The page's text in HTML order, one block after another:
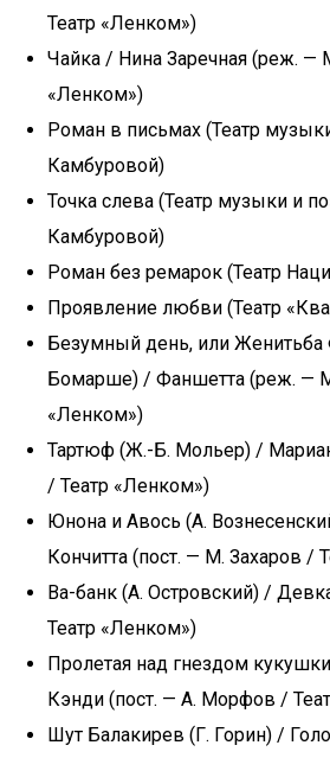
Театр «Ленком»)
Чайка / Нина Заречная (реж. —
«Ленком»)
Роман в письмах (Театр
Камбуровой)
Точка слева (Театр музыки и
Камбуровой)
Роман без ремарок (Театр
Проявление любви (Театр
Безумный день, или Женитьба
Бомарше) / Фаншетта (реж. —
«Ленком»)
Тартюф (Ж.-Б. Мольер) /
/ Театр «Ленком»)
Юнона и Авось (А.
Кончитта (пост. — М. Захаров /
Ва-банк (А. Островский) /
Театр «Ленком»)
Пролетая над гнездом
Кэнди (пост. — А. Морфов /
Шут Балакирев (Г. Горин) /